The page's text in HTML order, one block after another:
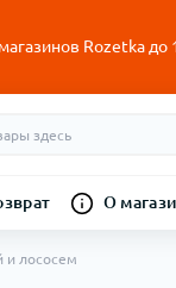
Rozetka
О
и лососем